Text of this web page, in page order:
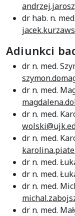
dr hab. n.
Adiunkci
dr n. med.
dr n. med.
dr n. med.
dr n. med.
dr n. med.
dr n. med.
dr n. med.
dr n. med.